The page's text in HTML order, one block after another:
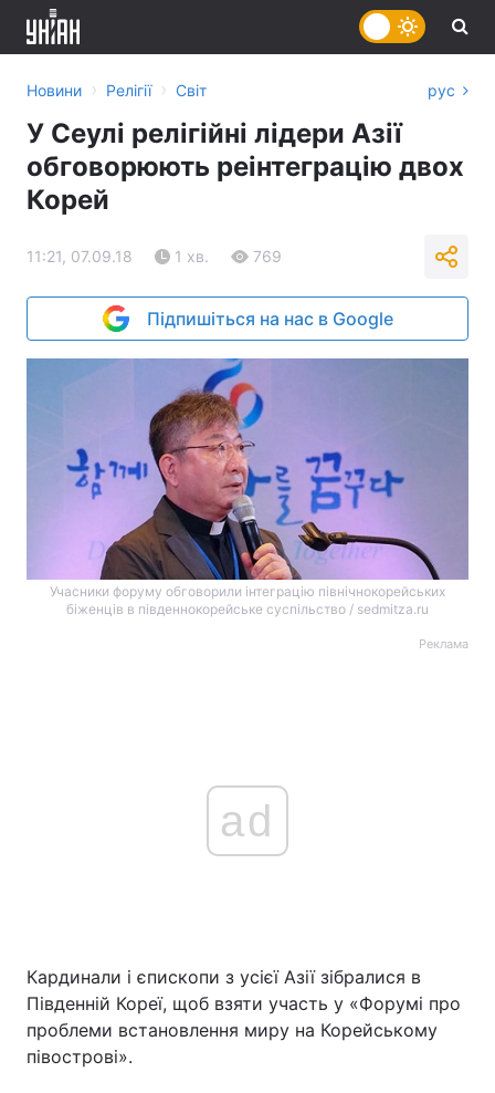
Новини › Релігії › Світ рус
У Сеулі релігійні лідери Азії
обговорюють реінтеграцію двох
Корей
11:21, 07.09.18 1 хв. 769
Підпишіться на нас в Google
Учасники форуму обговорили інтеграцію північнокорейських
біженців в південнокорейське суспільство / sedmitza.ru
Реклама
ad
Кардинали і єпископи з усієї Азії зібралися в
Південній Кореї, щоб взяти участь у «Форумі про
проблеми встановлення миру на Корейському
півострові».